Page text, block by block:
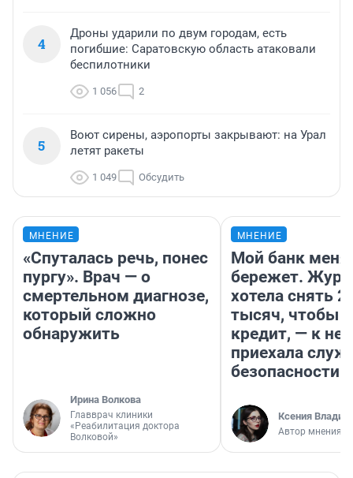
4
Дроны ударили по двум городам, есть
погибшие: Саратовскую область атаковали
беспилотники
1 056 2
5
Воют сирены, аэропорты закрывают: на Урал
летят ракеты
1 049 Обсудить
МНЕНИЕ
«Спуталась речь, понес
пургу». Врач — о
смертельном диагнозе,
который сложно
обнаружить
Ирина Волкова
Главврач клиники
«Реабилитация доктора
Волковой»
МНЕНИЕ
Мой банк меня
бережет.
хотела снять
тысяч, чтобы
кредит, — к
приехала
безопасности
Ксения
Автор мнения